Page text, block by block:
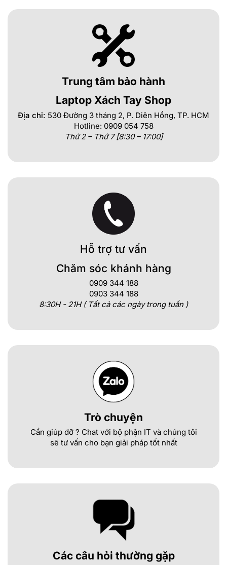
Trung tâm bảo hành
Laptop Xách Tay Shop
Địa chỉ: 530 Đường 3 tháng 2, P. Diên Hồng, TP. HCM
Hotline: 0909 054 758
Thứ 2 – Thứ 7 [8:30 – 17:00]
Hỗ trợ tư vấn
Chăm sóc khánh hàng
0909 344 188
0903 344 188
8:30H - 21H ( Tất cả các ngày trong tuần )
Trò chuyện
Cần giúp đỡ ? Chat với bộ phận IT và chúng tôi
sẽ tư vấn cho bạn giải pháp tốt nhất
Các câu hỏi thường gặp